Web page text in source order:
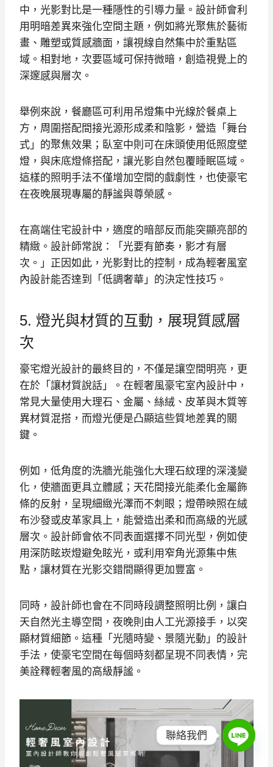
中，光影對比是一種隱性的引導力量。設計師會利
用明暗差異來強化空間主題，例如將光聚焦於藝術
畫、雕塑或質感牆面，讓視線自然集中於重點區
域。相對地，次要區域可保持微暗，創造視覺上的
深邃感與層次。
舉例來說，餐廳區可利用吊燈集中光線於餐桌上
方，周圍搭配間接光源形成柔和陰影，營造「舞台
式」的聚焦效果；臥室中則可在床頭使用低照度壁
燈，與床底燈條搭配，讓光影自然包覆睡眠區域。
這樣的照明手法不僅增加空間的戲劇性，也使豪宅
在夜晚展現專屬的靜謐與尊榮感。
在高端住宅設計中，適度的暗部反而能突顯亮部的
精緻。設計師常說：「光要有節奏，影才有層
次。」正因如此，光影對比的控制，成為輕奢風室
內設計能否達到「低調奢華」的決定性技巧。
5. 燈光與材質的互動，展現質感層
次
豪宅燈光設計的最終目的，不僅是讓空間明亮，更
在於「讓材質說話」。在輕奢風豪宅室內設計中，
常見大量使用大理石、金屬、絲絨、皮革與木質等
異材質混搭，而燈光便是凸顯這些質地差異的關
鍵。
例如，低角度的洗牆光能強化大理石紋理的深淺變
化，使牆面更具立體感；天花間接光能柔化金屬飾
條的反射，呈現細緻光澤而不刺眼；燈帶映照在絨
布沙發或皮革家具上，能營造出柔和而高級的光感
層次。設計師會依不同表面選擇不同光型，例如使
用深防眩崁燈避免眩光，或利用窄角光源集中焦
點，讓材質在光影交錯間顯得更加豐富。
同時，設計師也會在不同時段調整照明比例，讓白
天自然光主導空間，夜晚則由人工光源接手，以突
顯材質細節。這種「光隨時變、景隨光動」的設計
手法，使豪宅空間在每個時刻都呈現不同表情，完
美詮釋輕奢風的高級靜謐。
聯絡我們